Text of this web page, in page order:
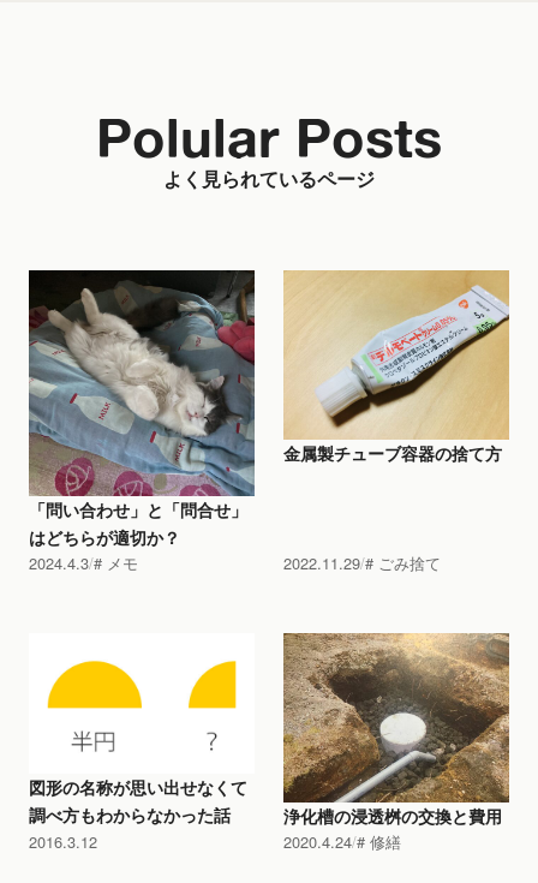
よく見られているページ
Polular Posts
「問い合わせ」と「問合せ」
はどちらが適切か？
2024.4.3 メモ
金属製チューブ容器の捨て方
2022.11.29 ごみ捨て
図形の名称が思い出せなくて
調べ方もわからなかった話
2016.3.12
浄化槽の浸透桝の交換と費用
2020.4.24 修繕